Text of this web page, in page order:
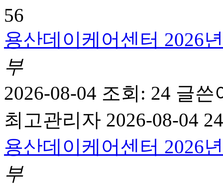
56
용산데이케어센터 2026
부
2026-08-04 조회: 24 글쓴
최고관리자 2026-08-04
용산데이케어센터 2026
부